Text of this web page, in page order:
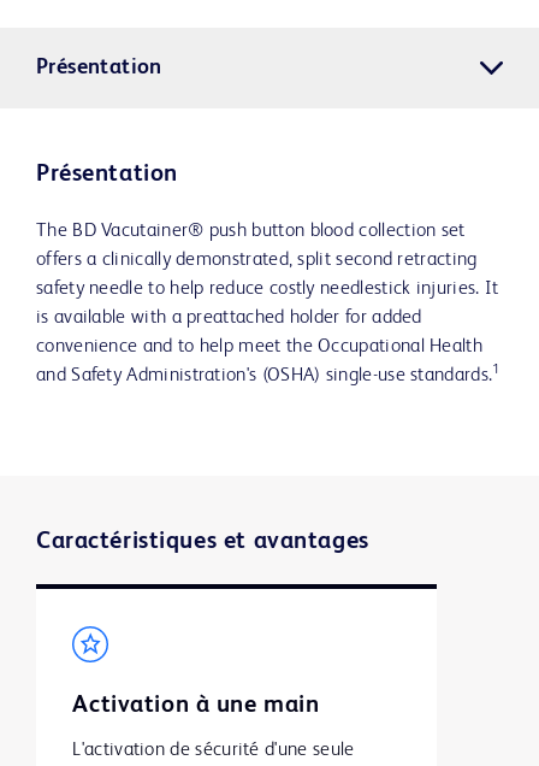
Présentation
Présentation
The BD Vacutainer® push button blood collection set
offers a clinically demonstrated, split second retracting
safety needle to help reduce costly needlestick injuries. It
is available with a preattached holder for added
convenience and to help meet the Occupational Health
and Safety Administration's (OSHA) single-use standards.1
Caractéristiques et avantages
Activation à une main
L'activation de sécurité d'une seule